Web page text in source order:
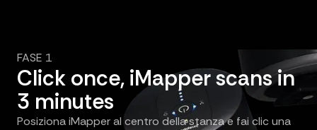
FASE 1
Click once, iMapper scans in
3 minutes
Posiziona iMapper al centro della stanza e fai clic una